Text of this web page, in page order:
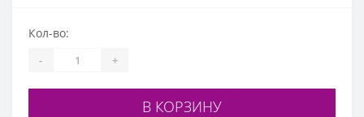
Кол-во:
- +
В КОРЗИНУ